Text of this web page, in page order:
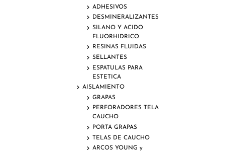
ADHESIVOS
DESMINERALIZANTES
SILANO Y ACIDO
FLUORHIDRICO
RESINAS FLUIDAS
SELLANTES
ESPATULAS PARA
ESTETICA
AISLAMIENTO
GRAPAS
PERFORADORES TELA
CAUCHO
PORTA GRAPAS
TELAS DE CAUCHO
ARCOS YOUNG y